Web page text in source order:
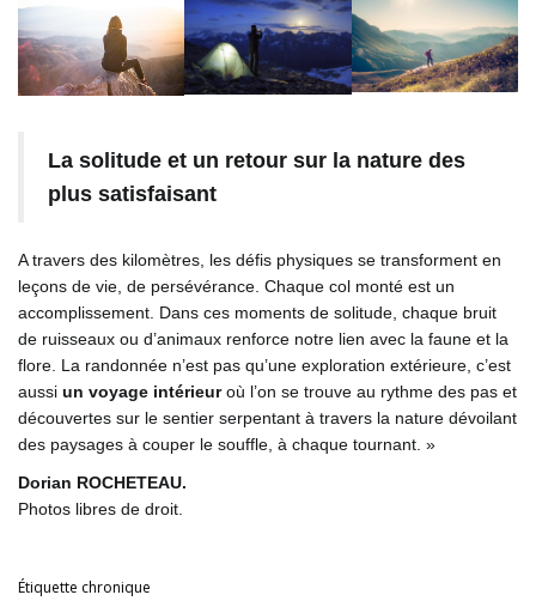
La solitude et un retour sur la nature des
plus satisfaisant
A travers des kilomètres, les défis physiques se transforment en
leçons de vie, de persévérance. Chaque col monté est un
accomplissement. Dans ces moments de solitude, chaque bruit
de ruisseaux ou d’animaux renforce notre lien avec la faune et la
flore. La randonnée n’est pas qu’une exploration extérieure, c’est
aussi un voyage intérieuroù l’on se trouve au rythme des pas et
découvertes sur le sentier serpentant à travers la nature dévoilant
des paysages à couper le souffle, à chaque tournant. »
Dorian ROCHETEAU.
Photos libres de droit.
Étiquette chronique